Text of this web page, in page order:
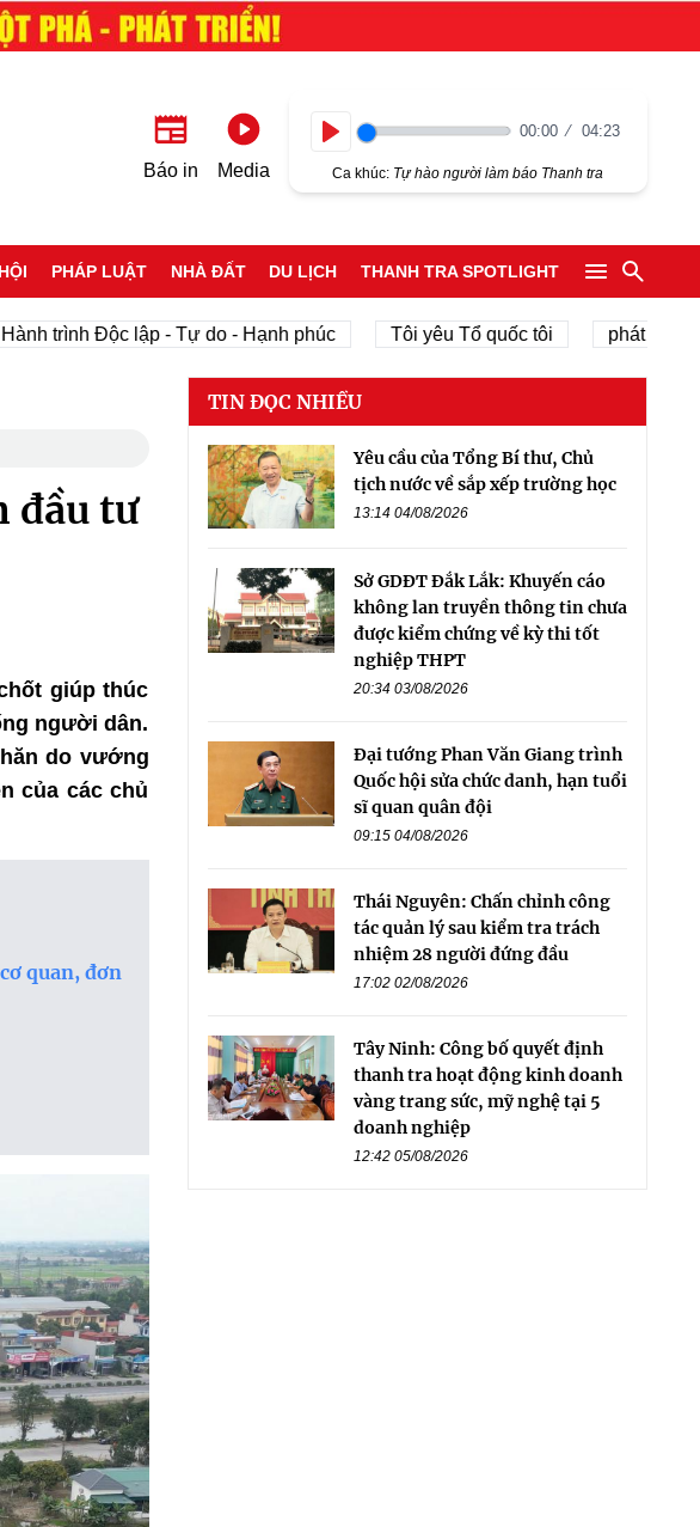
Báo in Media
00:00 04:23
Ca khúc: Tự hào người làm báo Thanh tra
PHÁP LUẬT NHÀ ĐẤT DU LỊCH THANH TRA SPOTLIGHT
trình Độc lập - Tự do - Hạnh phúc Tôi yêu Tổ quốc tôi phát triển kinh
đầu tư
giúp thúc
người dân.
do vướng
của các chủ
quan, đơn
TIN ĐỌC NHIỀU
Yêu cầu của Tổng Bí thư, Chủ
tịch nước về sắp xếp trường học
13:14 04/08/2026
Sở GDĐT Đắk Lắk: Khuyến cáo
không lan truyền thông tin chưa
được kiểm chứng về kỳ thi tốt
nghiệp THPT
20:34 03/08/2026
Đại tướng Phan Văn Giang trình
Quốc hội sửa chức danh, hạn tuổi
sĩ quan quân đội
09:15 04/08/2026
Thái Nguyên: Chấn chỉnh công
tác quản lý sau kiểm tra trách
nhiệm 28 người đứng đầu
17:02 02/08/2026
Tây Ninh: Công bố quyết định
thanh tra hoạt động kinh doanh
vàng trang sức, mỹ nghệ tại 5
doanh nghiệp
12:42 05/08/2026